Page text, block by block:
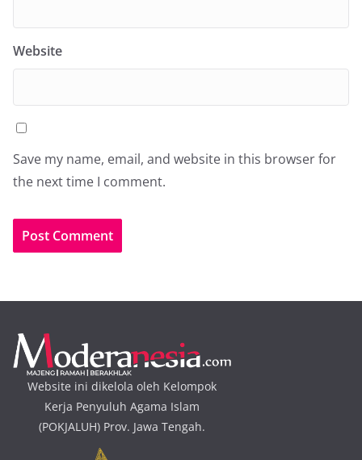
Website
Save my name, email, and website in this browser for
the next time I comment.
Website ini dikelola oleh Kelompok
Kerja Penyuluh Agama Islam
(POKJALUH) Prov. Jawa Tengah.